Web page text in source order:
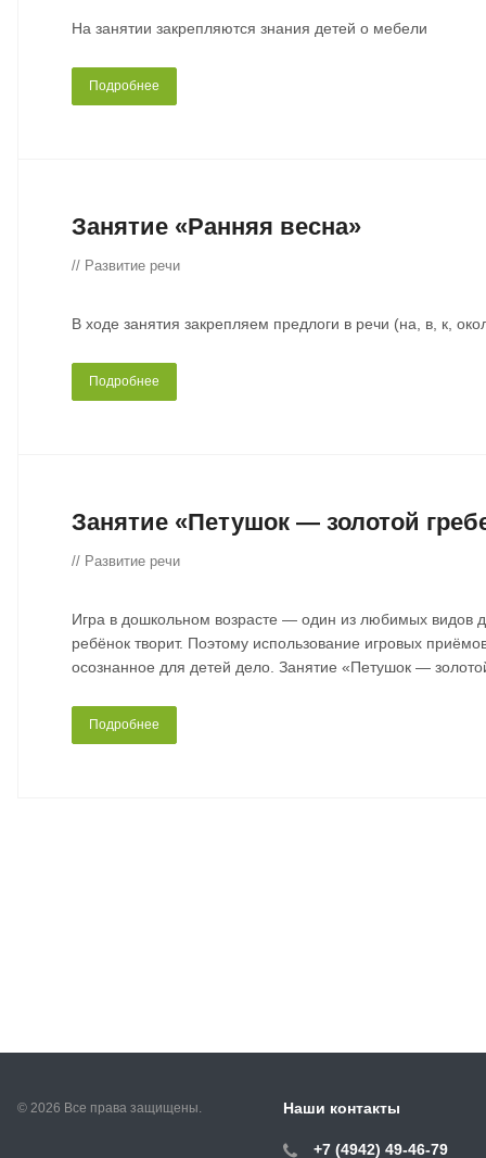
На занятии закрепляются знания детей о мебели
Подробнее
Занятие «Ранняя весна»
// Развитие речи
В ходе занятия закрепляем предлоги в речи (на, в, к,
Подробнее
Занятие «Петушок — золотой
// Развитие речи
Игра в дошкольном возрасте — один из любимых видов
ребёнок творит. Поэтому использование игровых
осознанное для детей дело. Занятие «Петушок —
Подробнее
© 2026 Все права защищены. Наши контакты
+7 (4942) 49-46-79